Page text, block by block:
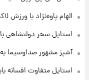
۲۱ ساعت پیش
الهام پاوه‌نژاد با
استایل سحر دولتشاهی
آشپز مشهور صداوسیما
استایل متفاوت افسانه بایگان در ۶۴